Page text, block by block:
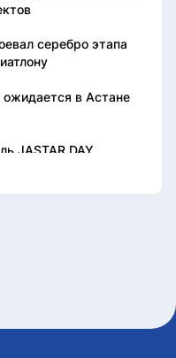
серебро этапа
в Астане
JASTAR DAY
в День молодежи
движение на